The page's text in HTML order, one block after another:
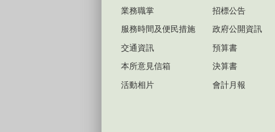
業務職掌
服務時間及便民措施
交通資訊
本所意見信箱
活動相片
招標公告
政府公開資訊
預算書
決算書
會計月報